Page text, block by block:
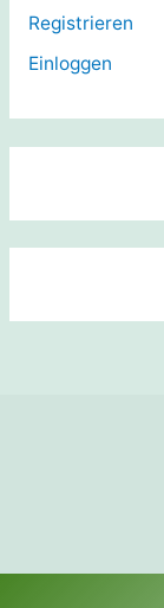
Registrieren
Einloggen